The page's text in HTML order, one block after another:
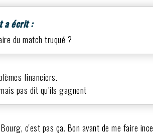
a écrit :
du match truqué ?
financiers.
pas dit qu’ils gagnent
c'est pas ça. Bon avant de me faire